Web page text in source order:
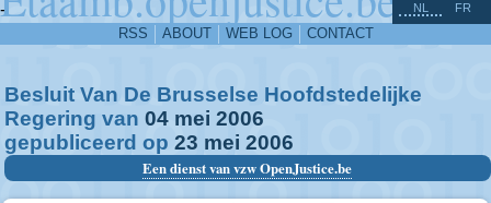
-
RSS ABOUT WEB LOG CONTACT
NL FR
Besluit Van De Brusselse Hoofdstedelijke
Regering van 04 mei 2006
gepubliceerd op 23 mei 2006
Een dienst van vzw OpenJustice.be
^